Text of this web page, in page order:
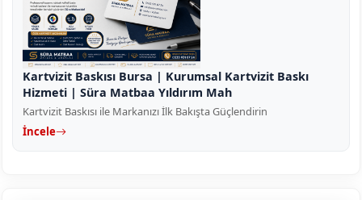
Kartvizit Baskısı Bursa | Kurumsal Kartvizit Baskı
Hizmeti | Süra Matbaa Yıldırım Mah
Kartvizit Baskısı ile Markanızı İlk Bakışta Güçlendirin
İncele